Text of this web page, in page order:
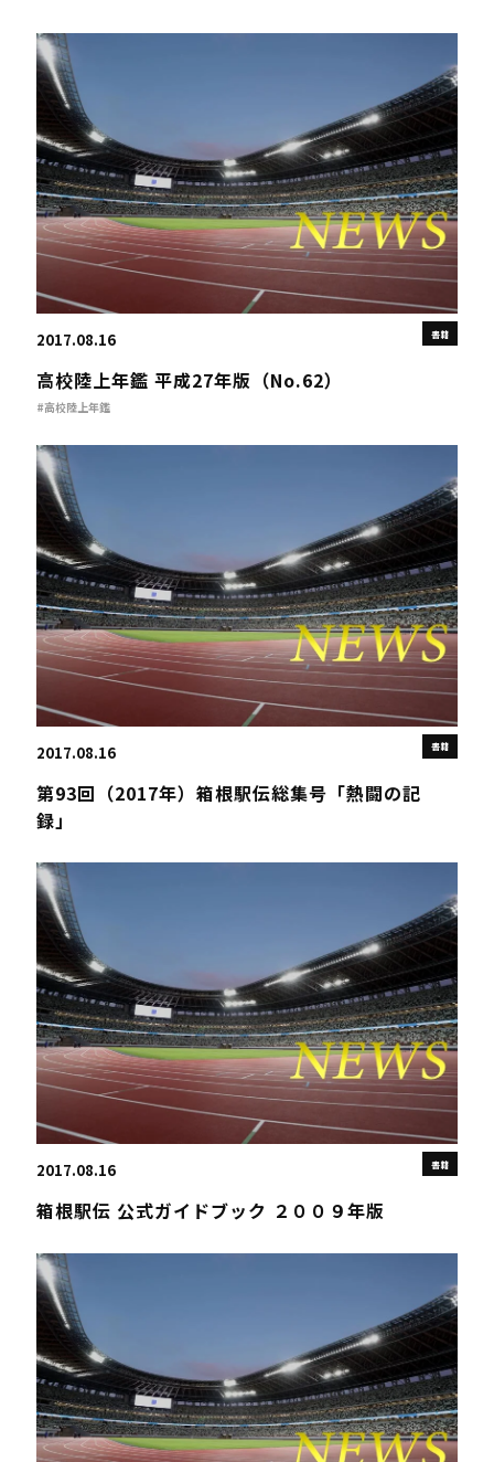
書籍
2017.08.16
高校陸上年鑑 平成27年版（No.62）
#高校陸上年鑑
書籍
2017.08.16
第93回（2017年）箱根駅伝総集号「熱闘の記
録」
書籍
2017.08.16
箱根駅伝 公式ガイドブック ２００９年版